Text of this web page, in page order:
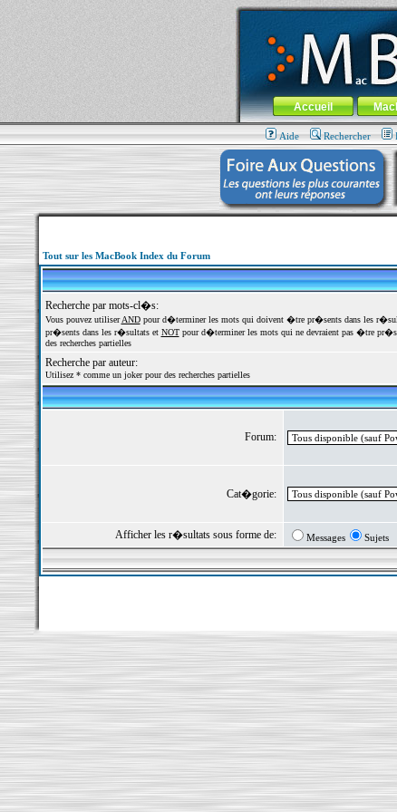
MacBook-fr.com : 100% Apple... 100%
Aller au contenu-Aller au
Menu général
Accueil
Aide Rechercher
Tout sur les MacBook Index du Forum
Recherche par mots-cl�s:
Vous pouvez utiliserANDpour d�terminer les mots qui doivent �tre pr�sents dans les
pr�sents dans les r�sultats et NOTpour d�terminer les mots qui ne devraient pas �tre
des recherches partielles
Recherche par auteur:
Utilisez * comme un joker pour des recherches partielles
Forum:
Cat�gorie:
Afficher les r�sultats sous forme de: Messages Sujets